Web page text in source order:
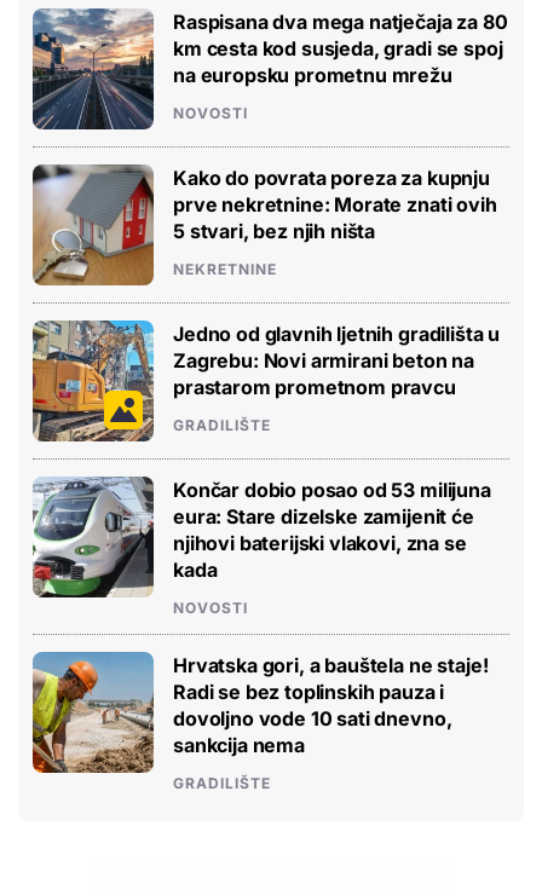
Raspisana dva mega natječaja za 80
km cesta kod susjeda, gradi se spoj
na europsku prometnu mrežu
NOVOSTI
Kako do povrata poreza za kupnju
prve nekretnine: Morate znati ovih
5 stvari, bez njih ništa
NEKRETNINE
Jedno od glavnih ljetnih gradilišta u
Zagrebu: Novi armirani beton na
prastarom prometnom pravcu
GRADILIŠTE
Končar dobio posao od 53 milijuna
eura: Stare dizelske zamijenit će
njihovi baterijski vlakovi, zna se
kada
NOVOSTI
Hrvatska gori, a bauštela ne staje!
Radi se bez toplinskih pauza i
dovoljno vode 10 sati dnevno,
sankcija nema
GRADILIŠTE